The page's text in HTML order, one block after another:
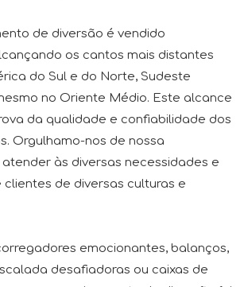
de diversão é vendido
os cantos mais distantes
do Sul e do Norte, Sudeste
no Oriente Médio. Este alcance
da qualidade e confiabilidade dos
Orgulhamo-nos de nossa
às diversas necessidades e
clientes de diversas culturas e
emocionantes, balanços,
desafiadoras ou caixas de